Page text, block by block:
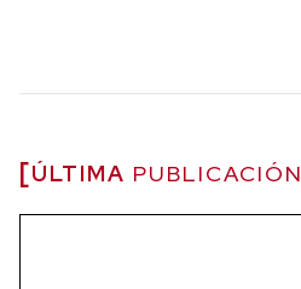
ÚLTIMA PUBLICACIÓN